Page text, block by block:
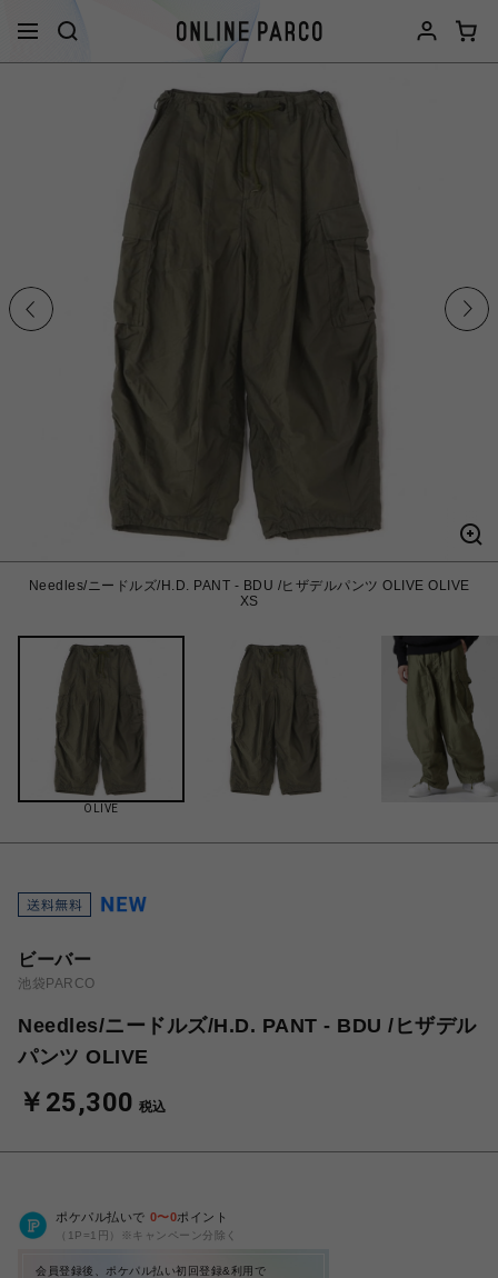
Needles/ニードルズ/H.D. PANT - BDU /ヒザデルパンツ OLIVE OLIVE
XS
OLIVE
ビーバー
池袋PARCO
Needles/ニードルズ/H.D. PANT - BDU /ヒザデル
パンツ OLIVE
￥25,300 税込
ポケパル払いで 0〜0ポイント
（1P=1円）※キャンペーン分除く
会員登録後、ポケパル払い初回登録&利用で